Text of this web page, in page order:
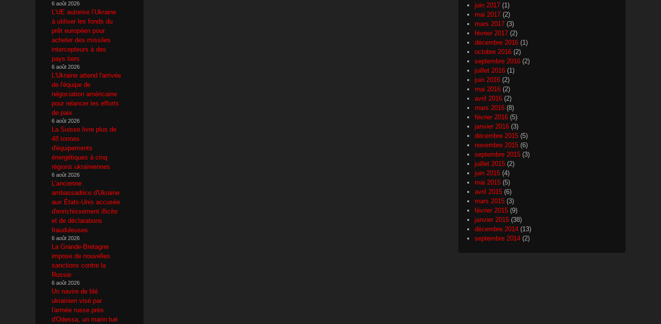
juin 2017 (1)
mai 2017 (2)
mars 2017 (3)
février 2017 (2)
décembre 2016 (1)
octobre 2016 (2)
septembre 2016 (2)
juillet 2016 (1)
juin 2016 (2)
mai 2016 (2)
avril 2016 (2)
mars 2016 (8)
février 2016 (5)
janvier 2016 (3)
décembre 2015 (5)
novembre 2015 (6)
septembre 2015 (3)
juillet 2015 (2)
juin 2015 (4)
mai 2015 (5)
avril 2015 (6)
mars 2015 (3)
février 2015 (9)
janvier 2015 (38)
décembre 2014 (13)
septembre 2014 (2)
6 août 2026
L’UE autorise l’Ukraine
à utiliser les fonds du
prêt européen pour
acheter des missiles
intercepteurs à des
pays tiers
6 août 2026
L'Ukraine attend l'arrivée
de l'équipe de
négociation américaine
pour relancer les efforts
de paix
6 août 2026
La Suisse livre plus de
48 tonnes
d'équipements
énergétiques à cinq
régions ukrainiennes
6 août 2026
L'ancienne
ambassadrice d'Ukraine
aux États-Unis accusée
d'enrichissement illicite
et de déclarations
frauduleuses
6 août 2026
La Grande-Bretagne
impose de nouvelles
sanctions contre la
Russie
6 août 2026
Un navire de blé
ukrainien visé par
l'armée russe près
d'Odessa, un marin tué